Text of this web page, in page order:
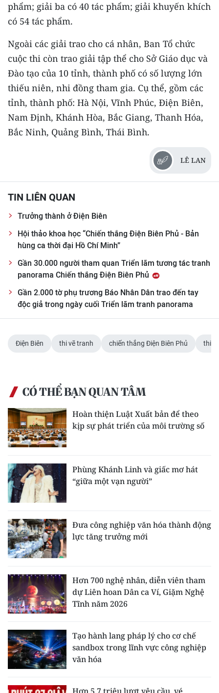
Infographic
TIN MỚI
TIN ĐỊA PHƯƠNG
Trung du và miền núi phía Bắc
Đồng bằng sông Hồng
Bắc Trung Bộ
Chuyên trang Hà Nội
Chuyên trang TP. Hồ Chí Minh
CHUYÊN ĐỀ
CÁC CHUYÊN TRANG
NHÂN DÂN HẰNG THÁNG
MUA BÁO
ĐỌC BÁO IN
ENGLISH
中文
FRANÇAIS
РУССКИЙ
ESPAÑOL
한국어
phẩm; giải ba có 40 tác phẩm; giải khuyến khích
có 54 tác phẩm.
Ngoài các giải trao cho cá nhân, Ban Tổ chức
cuộc thi còn trao giải tập thể cho Sở Giáo dục và
Đào tạo của 10 tỉnh, thành phố có số lượng lớn
thiếu niên, nhi đồng tham gia. Cụ thể, gồm các
tỉnh, thành phố: Hà Nội, Vĩnh Phúc, Điện Biên,
Nam Định, Khánh Hòa, Bắc Giang, Thanh Hóa,
Bắc Ninh, Quảng Bình, Thái Bình.
LÊ LAN
TIN LIÊN QUAN
Trưởng thành ở Điện Biên
Hội thảo khoa học “Chiến thắng Điện Biên Phủ - Bản
hùng ca thời đại Hồ Chí Minh”
Gần 30.000 người tham quan Triển lãm tương tác tranh
panorama Chiến thắng Điện Biên Phủ
Gần 2.000 tờ phụ trương Báo Nhân Dân trao đến tay
độc giả trong ngày cuối Triển lãm tranh panorama
Điện Biên thi vẽ tranh chiến thắng Điện Biên Phủ
CÓ THỂ BẠN QUAN TÂM
Hoàn thiện Luật Xuất bản để theo
kịp sự phát triển của môi trường số
Phùng Khánh Linh và giấc mơ hát
“giữa một vạn người”
Đưa công nghiệp văn hóa thành động
lực tăng trưởng mới
Hơn 700 nghệ nhân, diễn viên tham
dự Liên hoan Dân ca Ví, Giặm Nghệ
Tĩnh năm 2026
Tạo hành lang pháp lý cho cơ chế
sandbox trong lĩnh vực công nghiệp
văn hóa